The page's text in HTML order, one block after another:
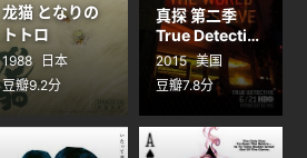
龙猫 となりの
トトロ
1988
日本
豆瓣9.2分
真探 第二季
True Detective
Season 2
2015 美国
豆瓣7.8分